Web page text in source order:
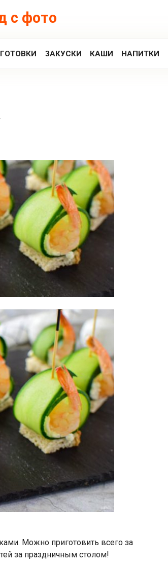
с фото
ЗАКУСКИ КАШИ НАПИТКИ
Можно приготовить всего за
за праздничным столом!